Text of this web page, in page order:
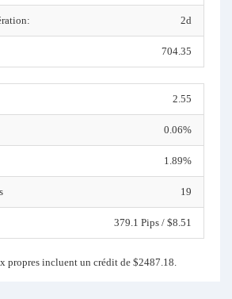
2d
704.35
2.55
0.06%
1.89%
19
379.1 Pips / $8.51
propres incluent un crédit de $2487.18.